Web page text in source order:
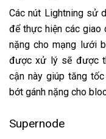
Các nút Lightning sử
để thực hiện các giao
nặng cho mạng lưới
được xử lý sẽ được
cận này giúp tăng
bớt gánh nặng cho
Supernode